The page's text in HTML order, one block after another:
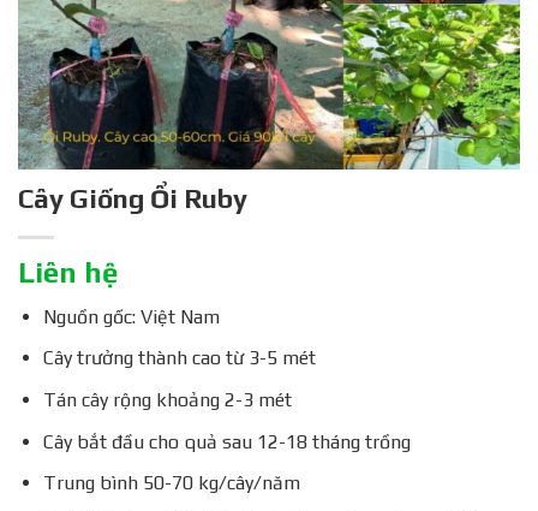
Cây Giống Ổi Ruby
Liên hệ
Nguồn gốc: Việt Nam
Cây trưởng thành cao từ 3-5 mét
Tán cây rộng khoảng 2-3 mét
Cây bắt đầu cho quả sau 12-18 tháng trồng
Trung bình 50-70 kg/cây/năm